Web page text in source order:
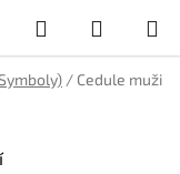
Hledat
KOŠÍK
/ Cedule muži